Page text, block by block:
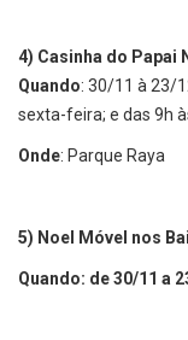
4) Casinha do Papai
Quando: 30/11 à 23/
sexta-feira; e das 9h
Onde: Parque Raya
5) Noel Móvel nos
Quando: de 30/11 a